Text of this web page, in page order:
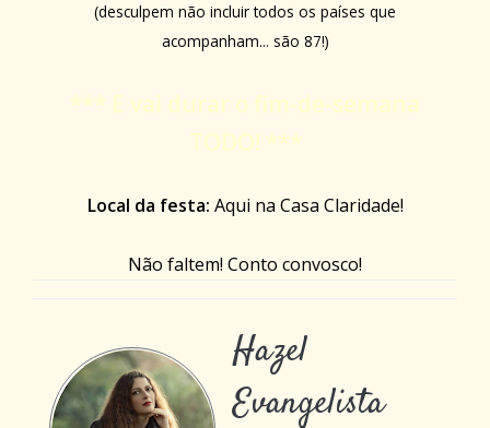
(desculpem não incluir todos os países que
acompanham... são 87!)
*** E vai durar o fim-de-semana
TODO! ***
Local da festa: Aqui na Casa Claridade!
Não faltem! Conto convosco!
Hazel
Evangelista